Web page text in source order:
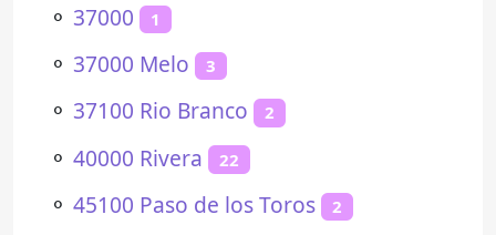
⚬ 37000 1
⚬ 37000 Melo 3
⚬ 37100 Rio Branco 2
⚬ 40000 Rivera 22
⚬ 45100 Paso de los Toros 2